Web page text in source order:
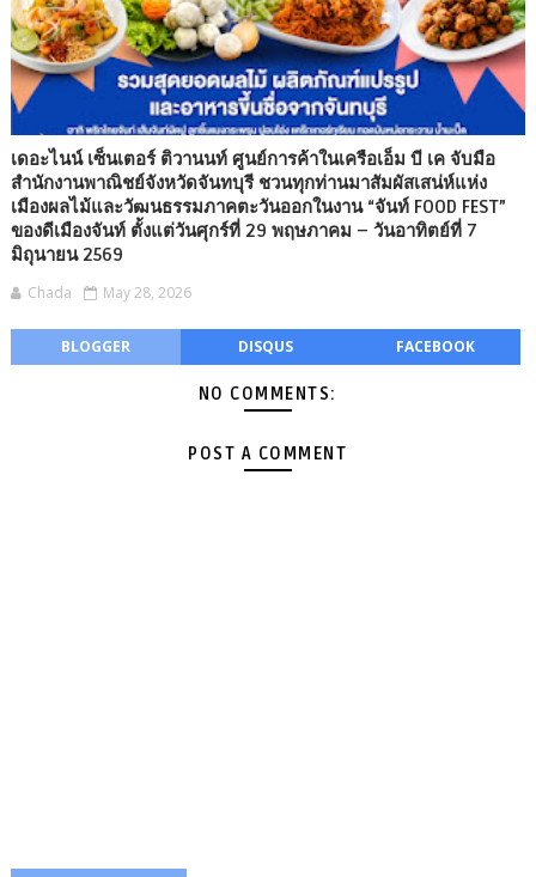
เดอะไนน์ เซ็นเตอร์ ติวานนท์ ศูนย์การค้าในเครือเอ็ม บี เค จับมือ
สำนักงานพาณิชย์จังหวัดจันทบุรี ชวนทุกท่านมาสัมผัสเสน่ห์แห่ง
เมืองผลไม้และวัฒนธรรมภาคตะวันออกในงาน “จันท์ FOOD FEST”
ของดีเมืองจันท์ ตั้งแต่วันศุกร์ที่ 29 พฤษภาคม – วันอาทิตย์ที่ 7
มิถุนายน 2569
Chada May 28, 2026
BLOGGER DISQUS FACEBOOK
NO COMMENTS:
POST A COMMENT